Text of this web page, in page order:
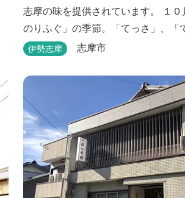
志摩の味を提供されています。 １０月～３月は「あ
のりふぐ」の季節。「てっさ」、「
「しゃぶしゃぶ」、「唐揚げ」に舌
り。
伊勢志摩 志摩市